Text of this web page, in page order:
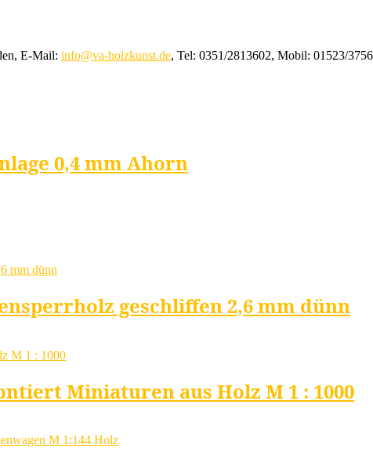
E-Mail: info@va-holzkunst.de, Tel: 0351/2813602, Mobil: 01523/
0,4 mm Ahorn
geschliffen 2,6 mm dünn
Miniaturen aus Holz M 1 : 1000